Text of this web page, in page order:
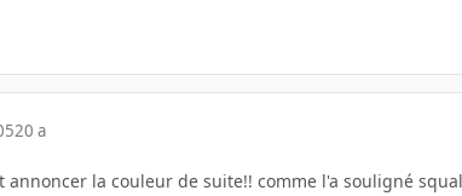
20 a
annoncer la couleur de suite!! comme l'a souligné